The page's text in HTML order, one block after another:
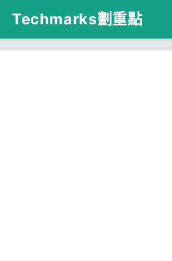
跳
主
Techmarks劃重點